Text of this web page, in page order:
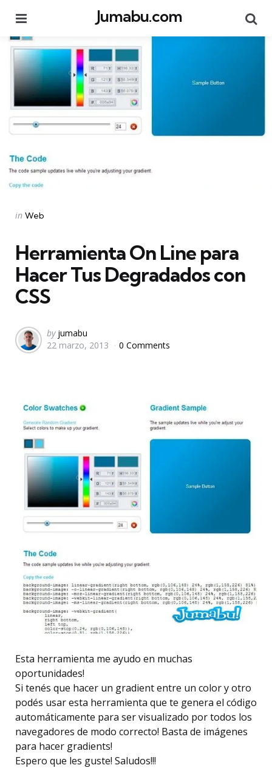
Jumabu.com
Categories
Posted
in Web
Herramienta On Line para
Hacer Tus Degradados con
CSS
Posted
by
by jumabu
22 marzo, 2013
0 Comments
Esta herramienta me ayudo en muchas
oportunidades!
Si tenés que hacer un gradient entre un color y otro
podés usar esta herramienta que te genera el código
automáticamente para ser visualizado por todos los
navegadores de modo correcto! Basta de imágenes
para hacer gradients!
Espero que les guste! Saludos!!!